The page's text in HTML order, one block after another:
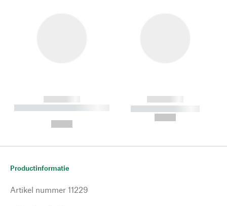
------------
----------- ----------- --------
------------
----------- -----------
Productinformatie
Artikel nummer 11229